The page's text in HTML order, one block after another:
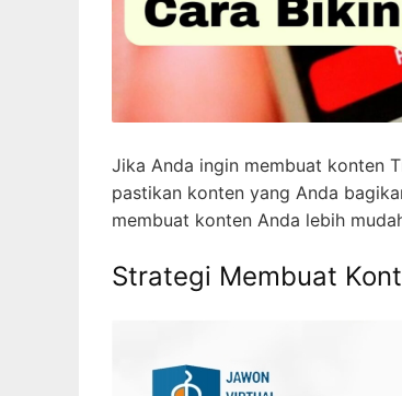
Jika Anda ingin membuat konten
pastikan konten yang Anda
membuat konten Anda lebih
Strategi Membuat